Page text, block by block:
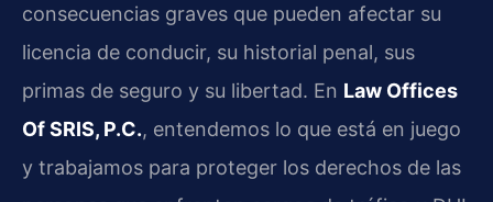
consecuencias graves que pueden afectar su
licencia de conducir, su historial penal, sus
primas de seguro y su libertad. En Law Offices
Of SRIS, P.C., entendemos lo que está en juego
y trabajamos para proteger los derechos de las